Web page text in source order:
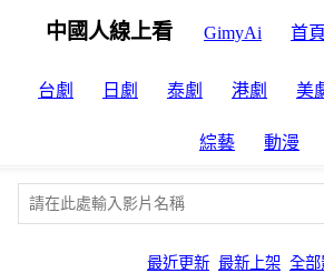
中國人線上看 GimyAi 首頁
台劇 日劇 泰劇 港劇 美
綜藝 動漫
最近更新 最新上架 全部